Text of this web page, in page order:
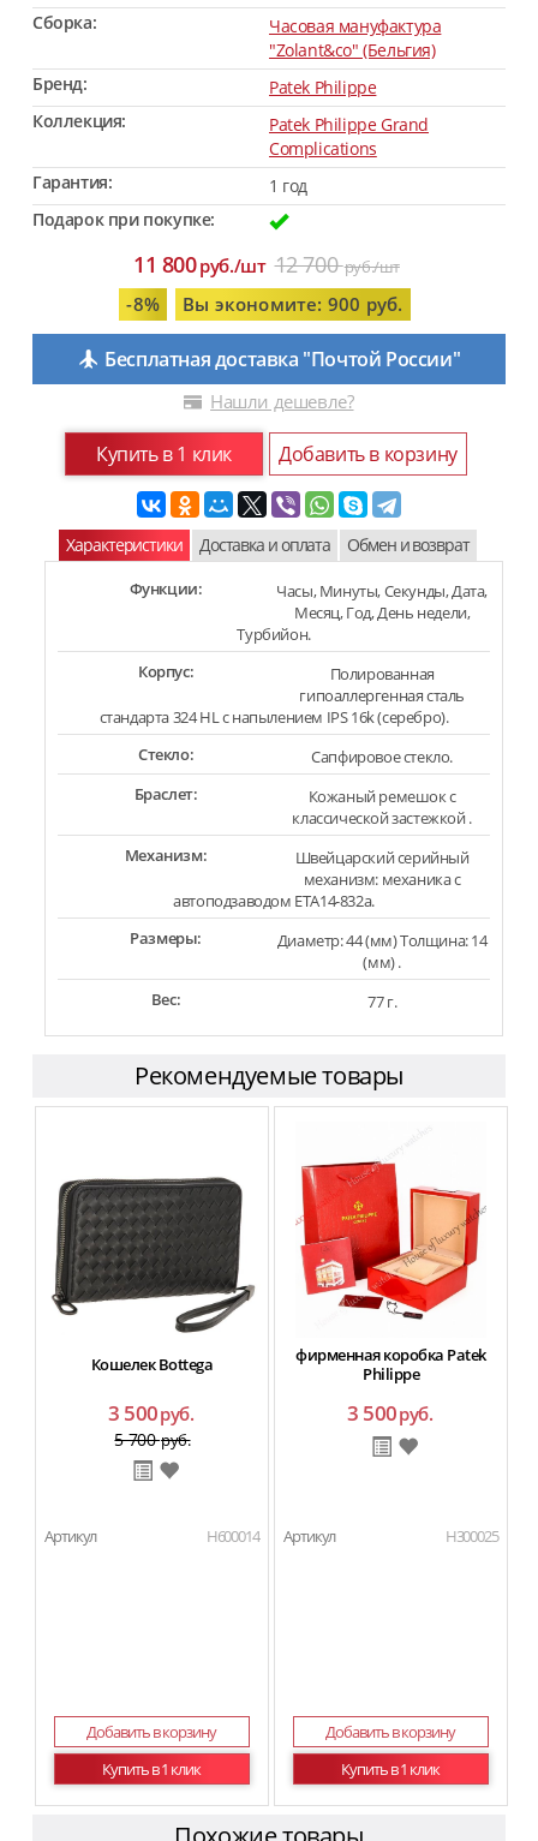
Сборка:
Часовая мануфактура
"Zolant&co" (Бельгия)
Бренд:
Patek Philippe
Коллекция:
Patek Philippe Grand
Complications
Гарантия:
1 год
Подарок при покупке:
11 800руб./шт 12 700руб./шт
-8% Вы экономите: 900 руб.
Бесплатная доставка "Почтой России"
Нашли дешевле?
Купить в 1 клик Добавить в корзину
Характеристики Доставка и оплата Обмен и возврат
Функции:
Часы, Минуты, Секунды, Дата,
Месяц, Год, День недели,
Турбийон.
Корпус:
Полированная
гипоаллергенная сталь
стандарта 324 HL с напылением IPS 16k (серебро).
Стекло:
Сапфировое стекло.
Браслет:
Кожаный ремешок с
классической застежкой .
Механизм:
Швейцарский серийный
механизм: механика с
автоподзаводом ETA14-832a.
Размеры:
Диаметр: 44 (мм) Толщина: 14
(мм) .
Вес:
77 г.
Рекомендуемые товары
Кошелек Bottega
3 500руб.
5 700руб.
Артикул H600014
Добавить в корзину
Купить в 1 клик
фирменная коробка Patek
Philippe
3 500руб.
Артикул H300025
Добавить в корзину
Купить в 1 клик